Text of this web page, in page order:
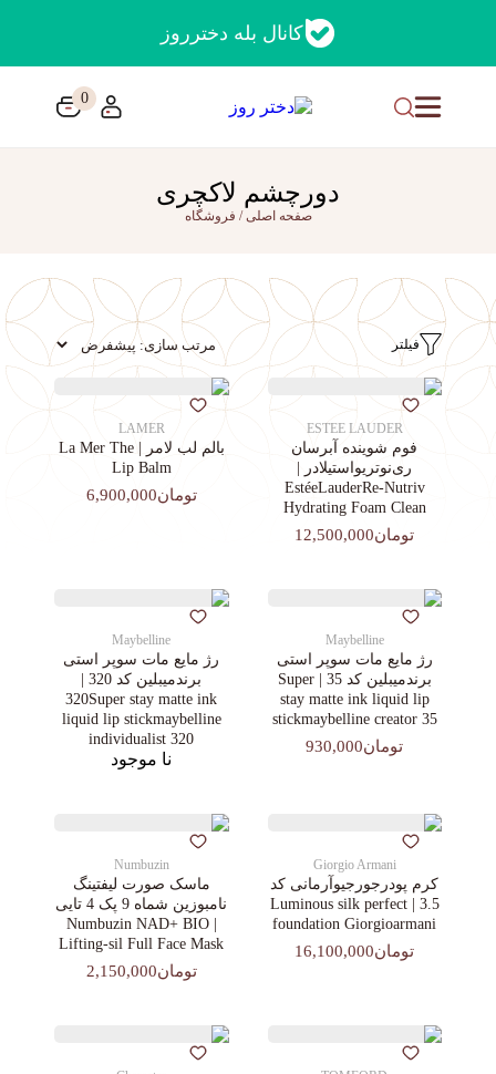
کانال بله دخترروز
0
دورچشم لاکچری
صفحه اصلی/ فروشگاه
فیلتر
ESTEE LAUDER
فوم شوینده آبرسان
ری‌نوتریواستیلادر |
EstéeLauderRe-Nutriv
Hydrating Foam Clean
تومان12,500,000
LAMER
بالم لب لامر | La Mer The
Lip Balm
تومان6,900,000
Maybelline
رژ مایع مات سوپر استی‌
برندمیبلین کد 35 | Super
stay matte ink liquid lip
stickmaybelline creator 35
تومان930,000
Maybelline
رژ مایع مات سوپر استی‌
برندمیبلین کد 320 |
320Super stay matte ink
liquid lip stickmaybelline
individualist 320
نا موجود
Giorgio Armani
کرم پودرجورجیوآرمانی کد
3.5 | Luminous silk perfect
foundation Giorgioarmani
تومان16,100,000
Numbuzin
ماسک صورت لیفتینگ
نامبوزین شماه 9 پک 4 تایی
| Numbuzin NAD+ BIO
Lifting-sil Full Face Mask
تومان2,150,000